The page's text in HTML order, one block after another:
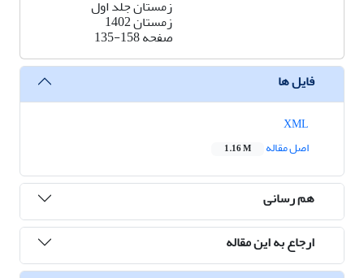
زمستان جلد اول
زمستان 1402
صفحه135-158
فایل ها
اصل مقاله
1.16 M
هم رسانی
ارجاع به این مقاله